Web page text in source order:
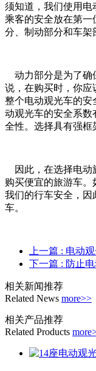
须知道，我们使用电
乘客的安全放在第一
分、制动部分和车架
动力部分是为了确
说，在购买时，你应
整个电动观光车的安
动观光车的安全系数
全性。选择具有强框
因此，在选择电动
购买便宜的旅游车。
我们的行车安全，因
车。
上一篇 : 电动
下一篇 : 防止
相关新闻推荐
Related News more>>
相关产品推荐
Related Products